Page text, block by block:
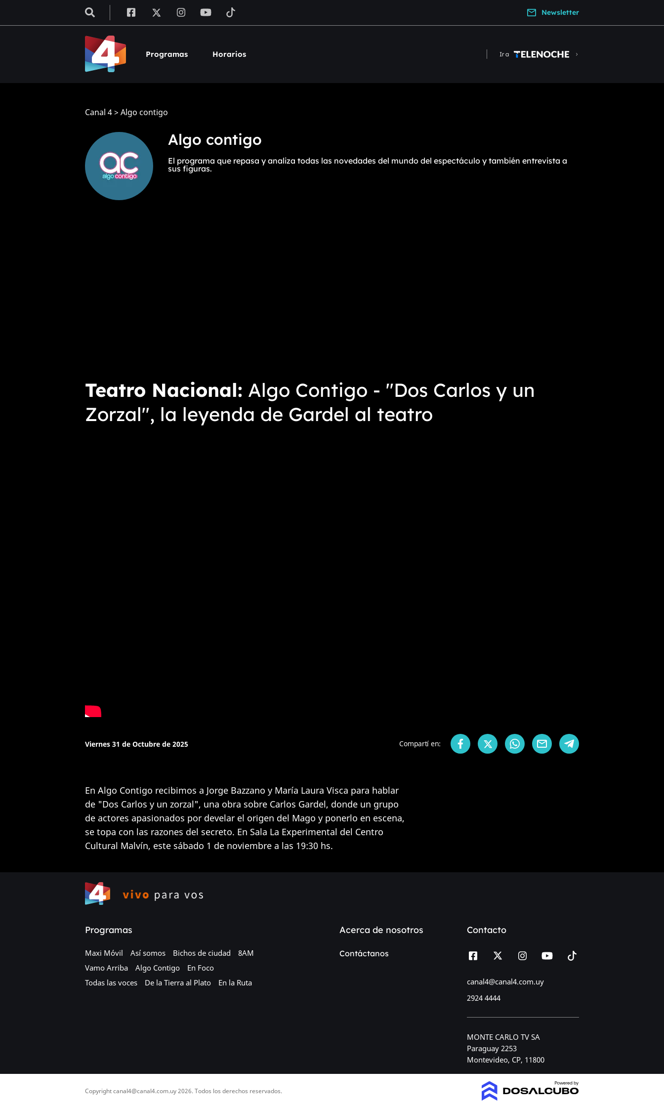
Newsletter
Programas Horarios Ir a
Canal 4> Algo contigo
Algo contigo
El programa que repasa y analiza todas las novedades del mundo del espectáculo y también entrevista a
sus figuras.
Teatro Nacional Algo Contigo - "Dos Carlos y un
Zorzal", la leyenda de Gardel al teatro
Viernes 31 de Octubre de 2025 Compartí en:
En Algo Contigo recibimos a Jorge Bazzano y María Laura Visca para hablar
de "Dos Carlos y un zorzal", una obra sobre Carlos Gardel, donde un grupo
de actores apasionados por develar el origen del Mago y ponerlo en escena,
se topa con las razones del secreto. En Sala La Experimental del Centro
Cultural Malvín, este sábado 1 de noviembre a las 19:30 hs.
Programas
Maxi Móvil Así somos Bichos de ciudad
8AM
Vamo Arriba
Algo Contigo
En Foco
Todas las voces
De la Tierra al Plato En la Ruta
Acerca de nosotros
Contáctanos
Contacto
canal4@canal4.com.uy
2924 4444
MONTE CARLO TV SA
Paraguay 2253
Montevideo, CP, 11800
Copyrightcanal4@canal4.com.uy2026. Todos los derechos reservados.